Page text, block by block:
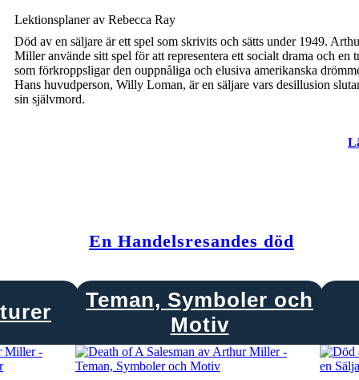
Lektionsplaner av Rebecca Ray
Död av en säljare är ett spel som skrivits och sätts under 1949.
Miller använde sitt spel för att representera ett socialt drama och en
som förkroppsligar den ouppnåliga och elusiva amerikanska
Hans huvudperson, Willy Loman, är en säljare vars desillusion
sin självmord.
En Handelsresandes död
Teman, Symboler och
Motiv